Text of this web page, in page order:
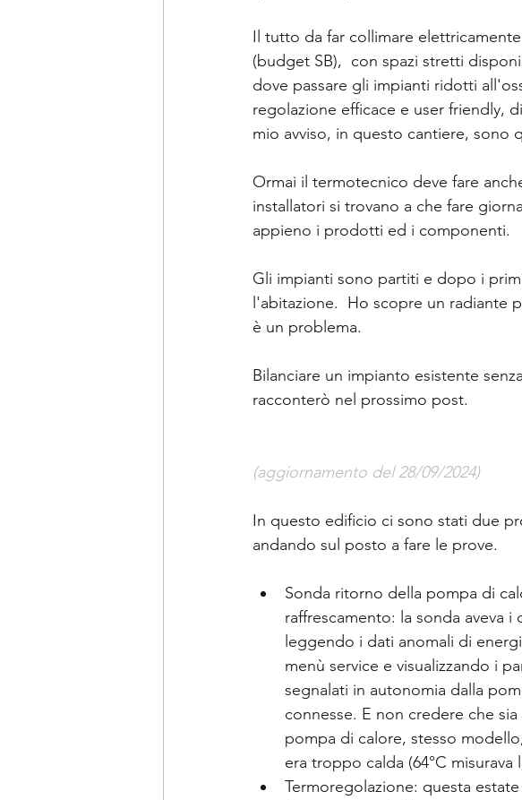
Il tutto da far collimare
(budget SB),  con spazi stretti
dove passare gli impianti ridotti
regolazione efficace e user friendly,
mio avviso, in questo cantiere, sono
Ormai il termotecnico deve fare
installatori si trovano a che fare
appieno i prodotti ed i componenti.
Gli impianti sono partiti e dopo i
l'abitazione.  Ho scopre un radiante
è un problema.
Bilanciare un impianto esistente
racconterò nel prossimo post.
(aggiornamento del 28/09/2024)
In questo edificio ci sono stati due
andando sul posto a fare le prove.
Sonda ritorno della pompa di
raffrescamento: la sonda aveva
leggendo i dati anomali di
menù service e visualizzando i
segnalati in autonomia dalla
connesse. E non credere che
pompa di calore, stesso
era troppo calda (64°C
Termoregolazione: questa